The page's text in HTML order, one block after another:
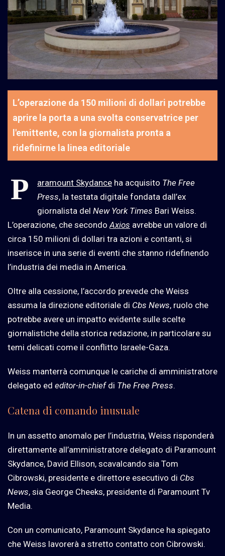
L’operazione da 150 milioni di dollari potrebbe
aprire la porta a una svolta conservatrice per
l'emittente, con la giornalista pronta a
ridefinirne la linea editoriale
P aramount Skydance ha acquisito The Free
Press, la testata digitale fondata dall’ex
giornalista del New York Times Bari Weiss.
L’operazione, che secondoAxios avrebbe un valore di
circa 150 milioni di dollari tra azioni e contanti, si
inserisce in una serie di eventi che stanno ridefinendo
l’industria dei media in America.
Oltre alla cessione, l’accordo prevede che Weiss
assuma la direzione editoriale di Cbs News, ruolo che
potrebbe avere un impatto evidente sulle scelte
giornalistiche della storica redazione, in particolare su
temi delicati come il conflitto Israele-Gaza.
Weiss manterrà comunque le cariche di amministratore
delegato ed editor-in-chiefdi The Free Press.
Catena di comando inusuale
In un assetto anomalo per l’industria, Weiss risponderà
direttamente all’amministratore delegato di Paramount
Skydance, David Ellison, scavalcando sia Tom
Cibrowski, presidente e direttore esecutivo di Cbs
News, sia George Cheeks, presidente di Paramount Tv
Media.
Con un comunicato, Paramount Skydance ha spiegato
che Weiss lavorerà a stretto contatto con Cibrowski.